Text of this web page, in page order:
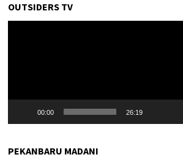
OUTSIDERS TV
00:00 26:19
PEKANBARU MADANI